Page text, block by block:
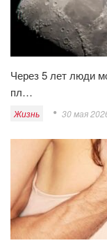
Через 5 лет люди
пл…
Жизнь 30 мая